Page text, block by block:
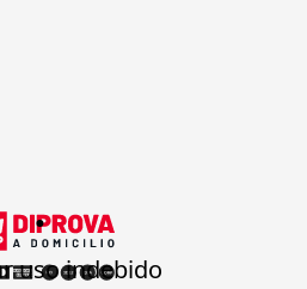
.
uso indebido